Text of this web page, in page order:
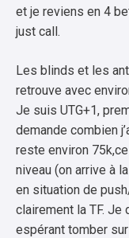
et je reviens en 4
just call.
Les blinds et les
retrouve avec
Je suis UTG+1,
demande combien
reste environ
niveau (on arrive à
en situation de
clairement la TF. Je
espérant tomber